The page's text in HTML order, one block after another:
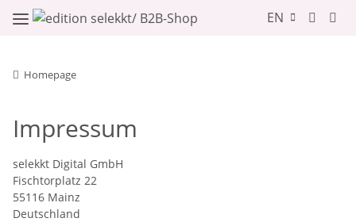
EN
Homepage
Impressum
selekkt Digital GmbH
Fischtorplatz 22
55116 Mainz
Deutschland